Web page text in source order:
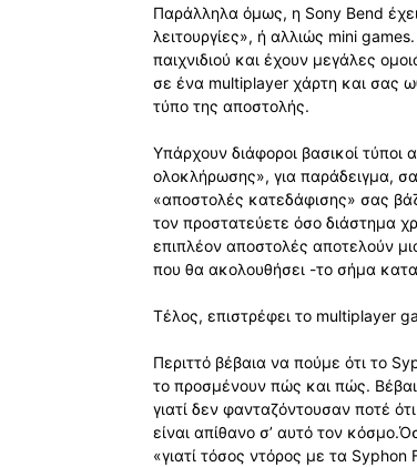
Παράλληλα όμως, η Sony Bend
λειτουργίες», ή αλλιώς mini
παιχνιδιού και έχουν μεγάλες
σε ένα multiplayer χάρτη και σας
τύπο της αποστολής.
Υπάρχουν διάφοροι βασικοί
ολοκλήρωσης», για παράδειγμα,
«αποστολές κατεδάφισης» σας
τον προστατεύετε όσο διάστημα
επιπλέον αποστολές αποτελούν
που θα ακολουθήσει -το σήμα
Τέλος, επιστρέφει το multiplayer
Περιττό βέβαια να πούμε ότι το
το προσμένουν πώς και πώς.
γιατί δεν φανταζόντουσαν ποτέ
είναι απίθανο σ’ αυτό τον
«γιατί τόσος ντόρος με τα